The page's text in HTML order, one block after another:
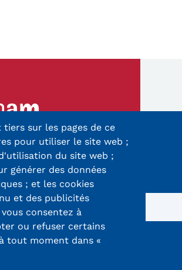
Mieg
Cedex
33 10
sur les pages de ce
pour utiliser le site web ;
du site web ;
générer des données
; et les cookies
et des publicités
vous consentez à
ou refuser certains
tout moment dans «